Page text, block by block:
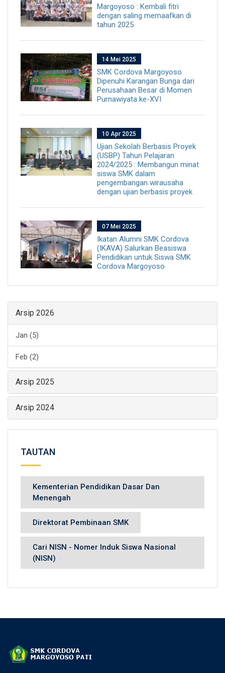
Margoyoso : Kembali fitri
dengan saling memaafkan di
tahun 2025
14 Mei 2025
SMK Cordova Margoyoso
Dipenuhi Karangan Bunga dari
Perusahaan Besar di Momen
Purnawiyata ke-XVI
10 Apr 2025
Ujian Sekolah Berbasis Proyek
(USBP) Tahun Pelajaran
2024/2025 : Membangun minat
siswa SMK dalam
pengembangan wirausaha
dengan ujian berbasis proyek
07 Mei 2025
Ikatan Alumni SMK Cordova
(IKAVA) Salurkan Beasiswa
Pendidikan untuk Siswa SMK
Cordova Margoyoso
Arsip 2026
Jan (5)
Feb (2)
Arsip 2025
Arsip 2024
TAUTAN
Kementerian Pendidikan Dasar Dan
Menengah
Direktorat Pembinaan SMK
Cari NISN - Nomer Induk Siswa Nasional
(NISN)